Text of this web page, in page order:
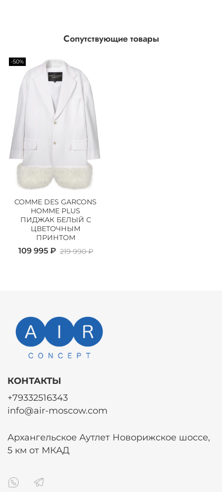
Сопутствующие товары
-50%
COMME DES GARCONS
HOMME PLUS
ПИДЖАК БЕЛЫЙ С
ЦВЕТОЧНЫМ
ПРИНТОМ
109 995 ₽ 219 990 ₽
КОНТАКТЫ
+79332516343
info@air-moscow.com
Архангельское Аутлет Новорижское шоссе,
5 км от МКАД